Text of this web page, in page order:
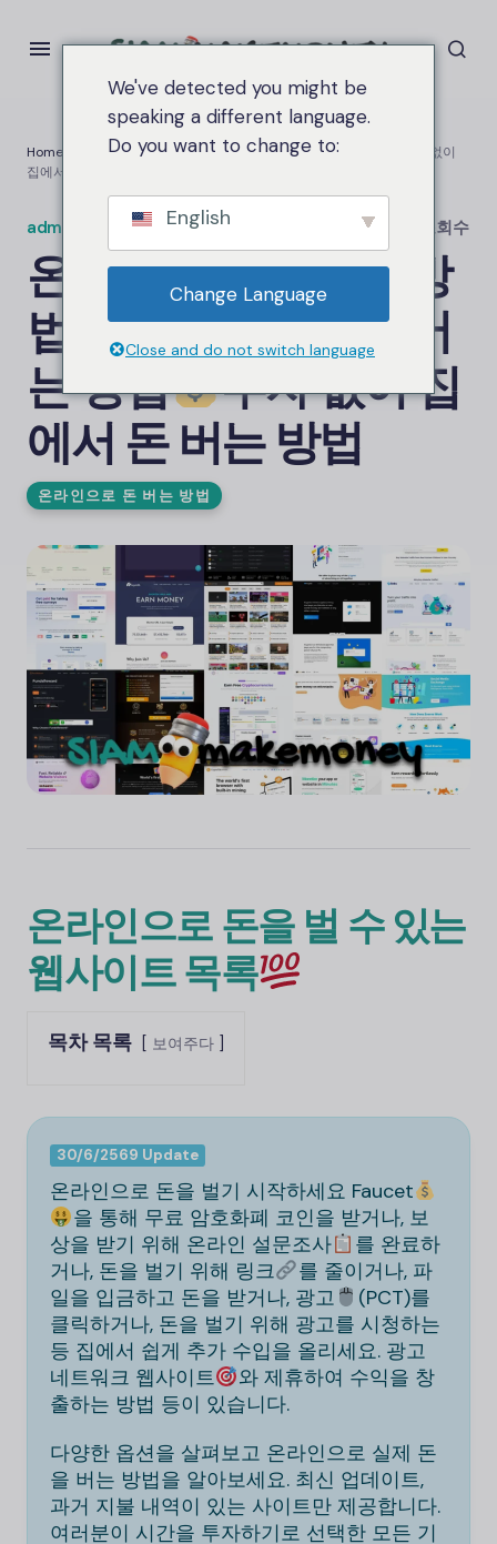
Home 온라인으로 돈 버는 방법 인터넷으로 돈 버는 방법
투자 없이
집에서 돈 버는 방법
admin.siammakemoneyon 2.6케이 조회수
온라인으로 돈 버는 방
법
인터넷으로 돈 버
는 방법
투자 없이 집
에서 돈 버는 방법
온라인으로 돈 버는 방법
온라인으로 돈을 벌 수 있는
웹사이트 목록
목차 목록 보여주다
30/6/2569 Update
온라인으로 돈을 벌기 시작하세요 Faucet
을 통해 무료 암호화폐 코인을 받거나, 보
상을 받기 위해 온라인 설문조사
를 완료하
거나, 돈을 벌기 위해 링크
를 줄이거나, 파
일을 입금하고 돈을 받거나, 광고
(PCT)를
클릭하거나, 돈을 벌기 위해 광고를 시청하는
등 집에서 쉽게 추가 수입을 올리세요. 광고
네트워크 웹사이트
와 제휴하여 수익을 창
출하는 방법 등이 있습니다.
다양한 옵션을 살펴보고 온라인으로 실제 돈
을 버는 방법을 알아보세요. 최신 업데이트,
과거 지불 내역이 있는 사이트만 제공합니다.
여러분이 시간을 투자하기로 선택한 모든 기
We've detected you might be
speaking a different language.
Do you want to change to:
English
Change Language
Close and do not switch language